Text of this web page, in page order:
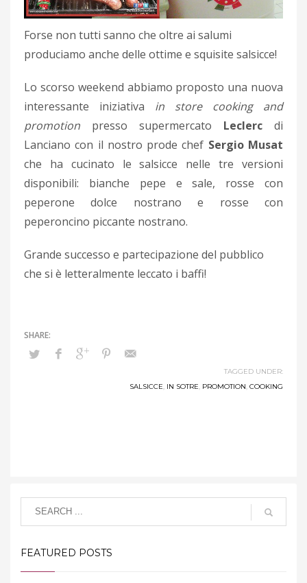
Forse non tutti sanno che oltre ai salumi
produciamo anche delle ottime e squisite salsicce!
Lo scorso weekend abbiamo proposto una nuova
interessante iniziativa in store cooking and
promotion presso supermercato Leclerc di
Lanciano con il nostro prode chef Sergio Musat
che ha cucinato le salsicce nelle tre versioni
disponibili: bianche pepe e sale, rosse con
peperone dolce nostrano e rosse con
peperoncino piccante nostrano.
Grande successo e partecipazione del pubblico
che si è letteralmente leccato i baffi!
TAGGED UNDER:
SALSICCE IN SOTRE PROMOTION COOKING
FEATURED POSTS